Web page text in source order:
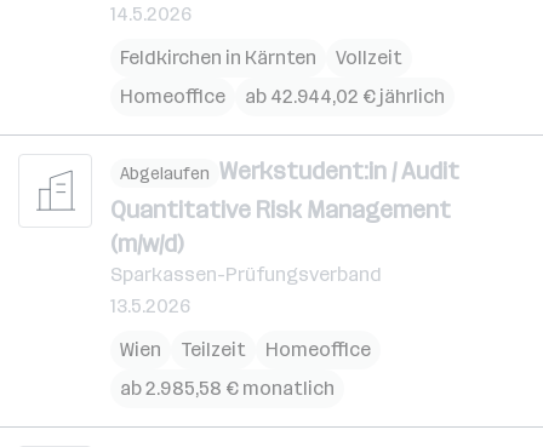
14.5.2026
Feldkirchen in Kärnten
Vollzeit
Homeoffice
ab 42.944,02 € jährlich
Abgelaufen Werkstudent:in / Audit
Quantitative Risk Management
(m/w/d)
Sparkassen-Prüfungsverband
13.5.2026
Wien
Teilzeit
Homeoffice
ab 2.985,58 € monatlich